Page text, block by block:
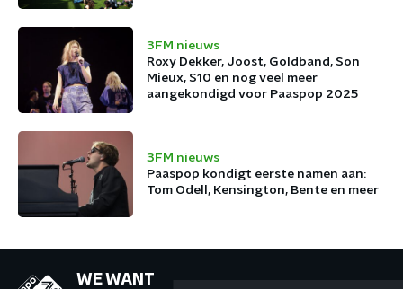
3FM nieuws
Roxy Dekker, Joost, Goldband, Son
Mieux, S10 en nog veel meer
aangekondigd voor Paaspop 2025
3FM nieuws
Paaspop kondigt eerste namen aan:
Tom Odell, Kensington, Bente en meer
WE WANT